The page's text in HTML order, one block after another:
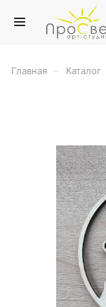
Главная Каталог